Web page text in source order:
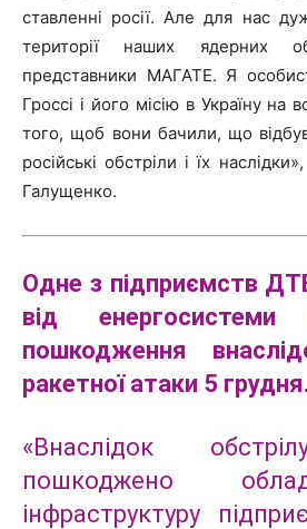
ставленні росії. Але для нас
території наших ядерних
представники МАГАТЕ. Я
Гроcсі і його місію в Україну на
того, щоб вони бачили, що
російські обстріли і їх
Галущенко.
Одне з підприємств
від
пошкодження
ракетної атаки 5 грудня.
«Внаслідок
пошкоджено
інфраструктуру